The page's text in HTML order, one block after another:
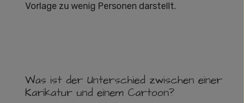
Vorlage zu wenig Personen darstellt.
Was ist der Unterschied zwischen einer
Karikatur und einem Cartoon?